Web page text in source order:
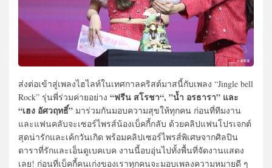
ส่งต่อเข้าสู่เพลงไฮไลท์ในเทศกาลคริสต์มาสนี้กับเพลง “Jingle bell
Rock” รุ่นพี่ร่วมค่ายอย่าง “ฟรีน สโรชา“, ”น้ำ อรธารา” และ
“เฮง อัศวฤทธิ์” มาร่วมกันมอบความสุขให้ทุกคน ก่อนที่ทีมงาน
และแฟนคลับจะเซอร์ไพรส์น้องเบ็คกี้กลับ ด้วยคลิปแฟนโปรเจกต์
สุดน่ารักและเค้กวันเกิด พร้อมคลิปเซอร์ไพรส์พิเศษจากศิลปิน
ดาราที่รักและเอ็นดูเบคเบค งานนี้อบอุ่นไปทั้งพื้นที่จัดงานแสดง
เลย! ก่อนที่เบ็คกี้คนเก่งของเราทุกคนจะมอบเพลงความหมายดี ๆ